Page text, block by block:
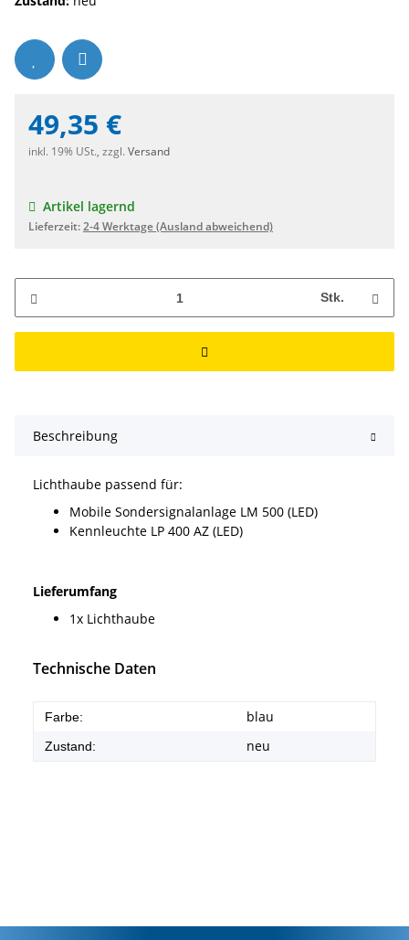
49,35 €
inkl. 19% USt., zzgl. Versand
Artikel lagernd
Lieferzeit:2-4 Werktage(Ausland abweichend)
Stk.
Beschreibung
Lichthaube passend für:
Mobile Sondersignalanlage LM 500 (LED)
Kennleuchte LP 400 AZ (LED)
Lieferumfang
1x Lichthaube
Technische Daten
Farbe: blau
Zustand: neu